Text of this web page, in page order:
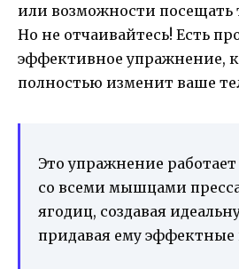
или возможности посещать
Но не отчаивайтесь! Есть
эффективное упражнение,
полностью изменит ваше
Это упражнение
со всеми мышцами
ягодиц, создавая
придавая ему эффектные